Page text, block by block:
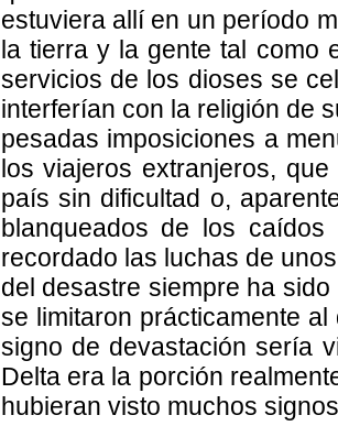
estuviera allí en un período
la tierra y la gente tal como
servicios de los dioses se
interferían con la religión de
pesadas imposiciones a
los viajeros extranjeros,
país sin dificultad o,
blanqueados de los
recordado las luchas de
del desastre siempre ha
se limitaron prácticamente
signo de devastación sería
Delta era la porción
hubieran visto muchos